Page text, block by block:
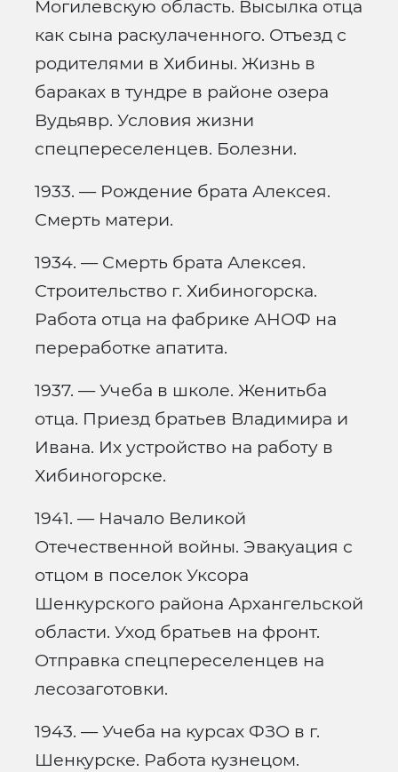
Могилевскую область. Высылка отца
как сына раскулаченного. Отъезд с
родителями в Хибины. Жизнь в
бараках в тундре в районе озера
Вудьявр. Условия жизни
спецпереселенцев. Болезни.
1933. — Рождение брата Алексея.
Смерть матери.
1934. — Смерть брата Алексея.
Строительство г. Хибиногорска.
Работа отца на фабрике АНОФ на
переработке апатита.
1937. — Учеба в школе. Женитьба
отца. Приезд братьев Владимира и
Ивана. Их устройство на работу в
Хибиногорске.
1941. — Начало Великой
Отечественной войны. Эвакуация с
отцом в поселок Уксора
Шенкурского района Архангельской
области. Уход братьев на фронт.
Отправка спецпереселенцев на
лесозаготовки.
1943. — Учеба на курсах ФЗО в г.
Шенкурске. Работа кузнецом.